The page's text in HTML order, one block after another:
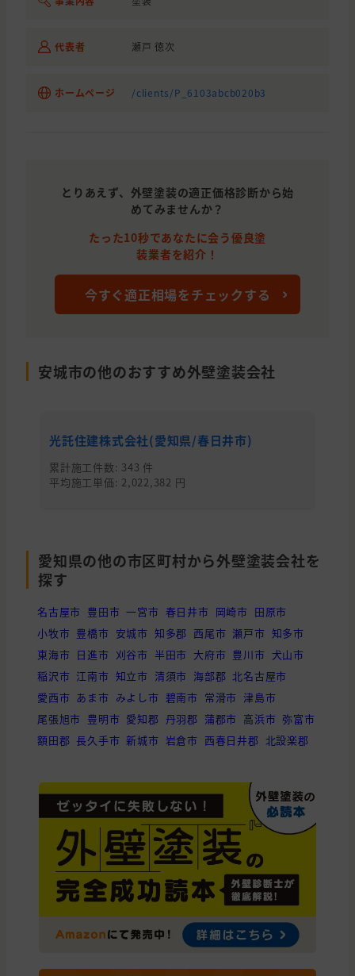
代表者 瀬戸 徳次
ホームページ /clients/P_6103abcb020b3
とりあえず、外壁塗装の適正価格診断から始
めてみませんか？
たった10秒であなたに会う優良塗
装業者を紹介！
今すぐ適正相場をチェックする
安城市の他のおすすめ外壁塗装会社
光託住建株式会社(愛知県/春日井市)
累計施工件数: 343 件
平均施工単価: 2,022,382 円
愛知県の他の市区町村から外壁塗装会社を
探す
名古屋市 豊田市 一宮市 春日井市 岡崎市 田原市
小牧市 豊橋市 安城市 知多郡 西尾市 瀬戸市 知多市
東海市 日進市 刈谷市 半田市 大府市 豊川市 犬山市
稲沢市 江南市 知立市 清須市 海部郡 北名古屋市
愛西市 あま市 みよし市 碧南市 常滑市 津島市
尾張旭市 豊明市 愛知郡 丹羽郡 蒲郡市 高浜市 弥富市
額田郡 長久手市 新城市 岩倉市 西春日井郡 北設楽郡